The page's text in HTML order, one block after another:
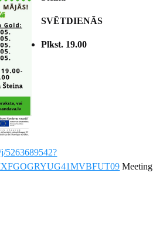
SVĒTDIENĀS
Plkst. 19.00
5263689542?
Meeting